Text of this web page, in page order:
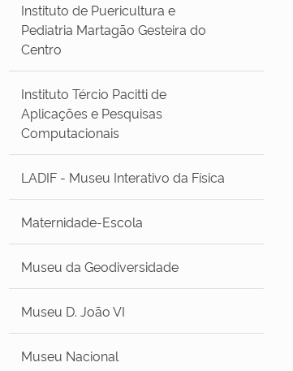
Instituto de Puericultura e
Pediatria Martagão Gesteira do
Centro
Instituto Tércio Pacitti de
Aplicações e Pesquisas
Computacionais
LADIF - Museu Interativo da Física
Maternidade-Escola
Museu da Geodiversidade
Museu D. João VI
Museu Nacional